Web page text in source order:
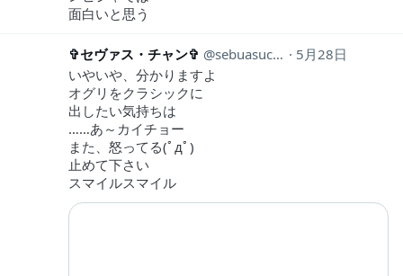
面白いと思う
✞セヴァス・チャン✞ sebuasuchan
5月28日
いやいや、分かりますよ
オグリをクラシックに
出したい気持ちは
……あ～カイチョー
また、怒ってる(ﾟдﾟ)
止めて下さい
スマイルスマイル